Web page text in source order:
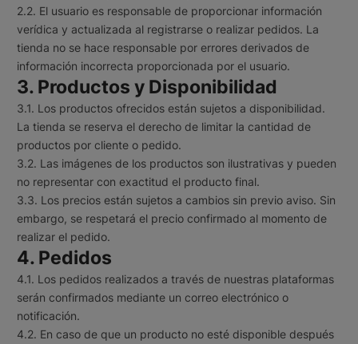
2.2. El usuario es responsable de proporcionar información
verídica y actualizada al registrarse o realizar pedidos. La
tienda no se hace responsable por errores derivados de
información incorrecta proporcionada por el usuario.
3. Productos y Disponibilidad
3.1. Los productos ofrecidos están sujetos a disponibilidad.
La tienda se reserva el derecho de limitar la cantidad de
productos por cliente o pedido.
3.2. Las imágenes de los productos son ilustrativas y pueden
no representar con exactitud el producto final.
3.3. Los precios están sujetos a cambios sin previo aviso. Sin
embargo, se respetará el precio confirmado al momento de
realizar el pedido.
4. Pedidos
4.1. Los pedidos realizados a través de nuestras plataformas
serán confirmados mediante un correo electrónico o
notificación.
4.2. En caso de que un producto no esté disponible después